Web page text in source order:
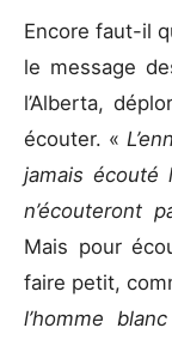
Encore faut-il
le message
l’Alberta,
écouter. «
jamais écouté
n’écouteront
Mais pour
faire petit,
l’homme